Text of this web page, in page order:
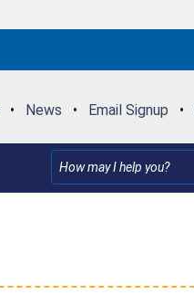
• News • Email Signup •